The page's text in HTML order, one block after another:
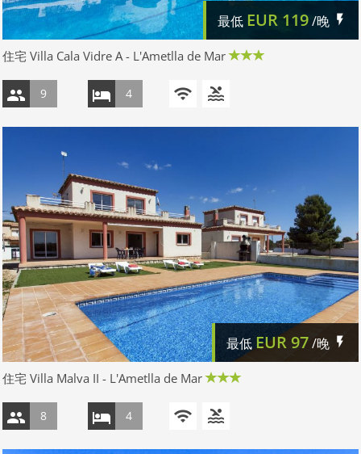
最低 EUR 119/晚
住宅 Villa Cala Vidre A - L'Ametlla de Mar
9 4
最低 EUR 97/晚
住宅 Villa Malva II - L'Ametlla de Mar
8 4